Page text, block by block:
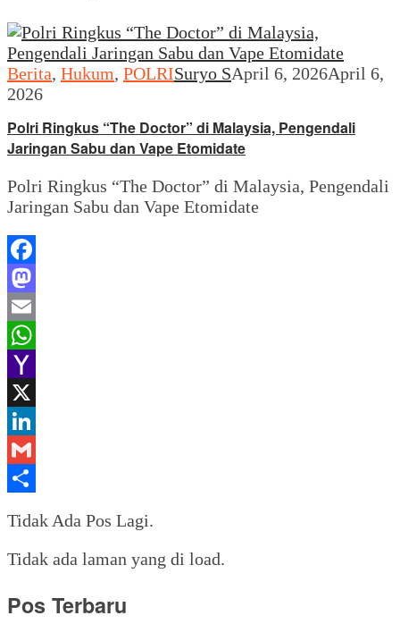
Berita, Hukum, POLRISuryo SApril 6, 2026April 6,
2026
Polri Ringkus “The Doctor” di Malaysia, Pengendali
Jaringan Sabu dan Vape Etomidate
Polri Ringkus “The Doctor” di Malaysia, Pengendali
Jaringan Sabu dan Vape Etomidate
Facebook
Mastodon
Email
WhatsApp
Yahoo
Mail
X
LinkedIn
Gmail
Tidak Ada Pos Lagi.
Tidak ada laman yang di load.
Pos Terbaru